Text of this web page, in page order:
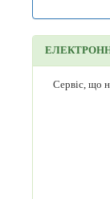
Сервіс, що